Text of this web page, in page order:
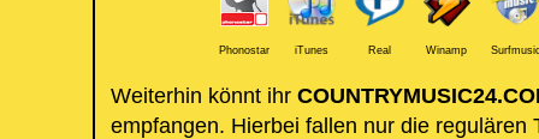
Phonostar iTunes Real Winamp
Weiterhin könnt ihr
empfangen. Hierbei fallen nur die regulären